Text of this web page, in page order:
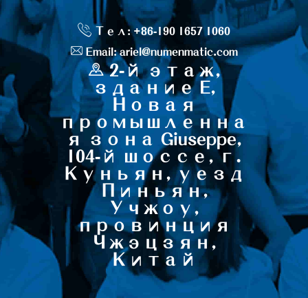
Тел: +86-190 1657 1060
Email: ariel@numenmatic.com
2-й этаж,
здание E,
Новая
промышленна
я зона Giuseppe,
104-й шоссе, г.
Куньян, уезд
Пиньян,
Учжоу,
провинция
Чжэцзян,
Китай